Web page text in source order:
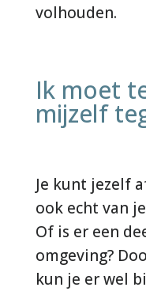
volhouden.
Ik moet
mijzelf
Je kunt jezelf
ook echt van
Of is er een
omgeving?
kun je er wel